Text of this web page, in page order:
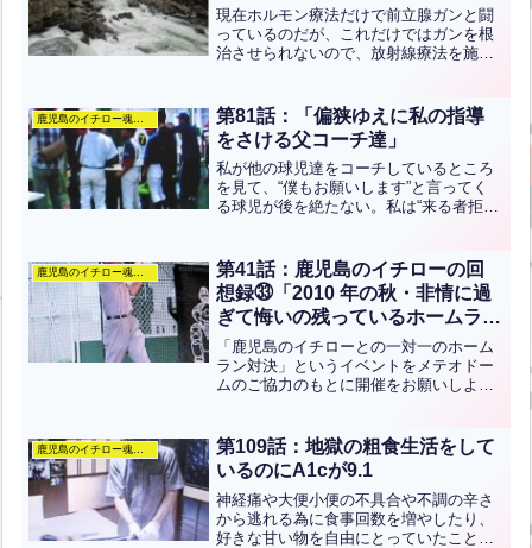
現在ホルモン療法だけで前立腺ガンと闘
っているのだが、これだけではガンを根
治させられないので、放射線療法を施さ
を受けた人が、こっちが聴きもしないの
にアレヤコレヤと教えて來...全文はクリ
ック
鹿児島のイチロー魂のぶろぐ
第81話：「偏狭ゆえに私の指導
をさける父コーチ達」
私が他の球児達をコーチしているところ
を見て、“僕もお願いします”と言ってく
る球児が後を絶たない。私は“来る者拒ま
く私のアドバイスを聞いたのに、父親コ
ーチが私の言うこと...全文はクリック
鹿児島のイチロー魂のぶろぐ
第41話：鹿児島のイチローの回
想録㉝「2010 年の秋・非情に過
ぎて悔いの残っているホームラン
対決」
「鹿児島のイチローとの一対一のホーム
ラン対決」というイベントをメテオドー
ムのご協力のもとに開催をお願いしよう
一緒にテレビに出られるように担当者の
人にお願いしてもらえま...全文はクリッ
ク
鹿児島のイチロー魂のぶろぐ
第109話：地獄の粗食生活をして
いるのにA1cが9.1
神経痛や大便小便の不具合や不調の辛さ
から逃れる為に食事回数を増やしたり、
好きな甘い物を自由にとっていたことか